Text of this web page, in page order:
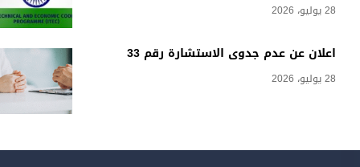
28 يوليو، 2026
اعلان عن عدم جدوى الاستشارة رقم 33
28 يوليو، 2026